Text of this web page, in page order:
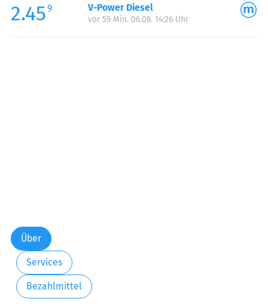
2.459 V-Power Diesel
vor 59 Min. 06.08. 14:26 Uhr
Über
Services
Bezahlmittel